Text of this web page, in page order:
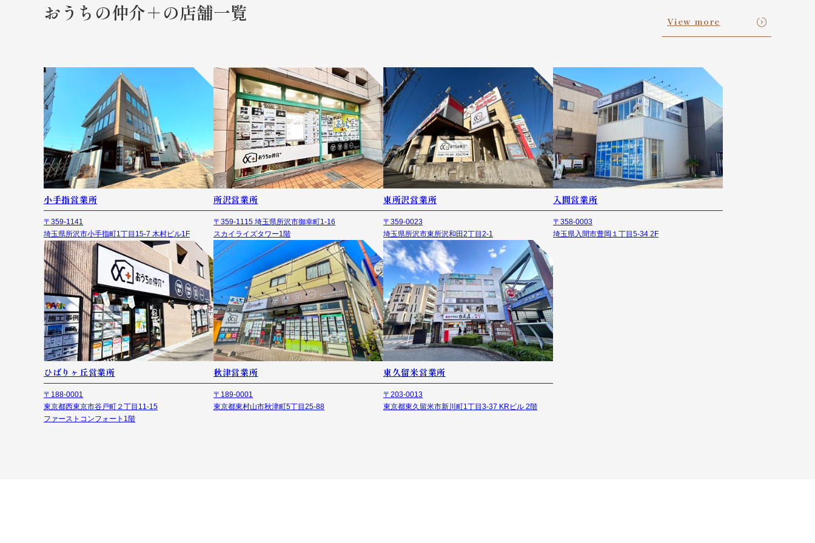
おうちの仲介＋の店舗一覧 View more
小手指営業所
〒359-1141
埼玉県所沢市小手指町1丁目15-7 木村ビル1F
所沢営業所
〒359-1115 埼玉県所沢市御幸町1-16
スカイライズタワー1階
東所沢営業所
〒359-0023
埼玉県所沢市東所沢和田2丁目2-1
入間営業所
〒358-0003
埼玉県入間市豊岡１丁目5-34 2F
ひばりヶ丘営業所
〒188-0001
東京都西東京市谷戸町２丁目11-15
ファーストコンフォート1階
秋津営業所
〒189-0001
東京都東村山市秋津町5丁目25-88
東久留米営業所
〒203-0013
東京都東久留米市新川町1丁目3-37 KRビル 2階